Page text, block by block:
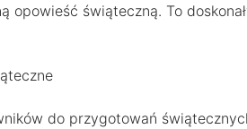
opowieść świąteczną. To
do przygotowań